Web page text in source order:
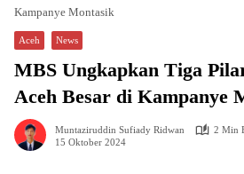
Kampanye Montasik
Aceh News
MBS Ungkapkan Tiga
Aceh Besar di Kampanye
Muntaziruddin Sufiady Ridwan
2 Min
15 Oktober 2024